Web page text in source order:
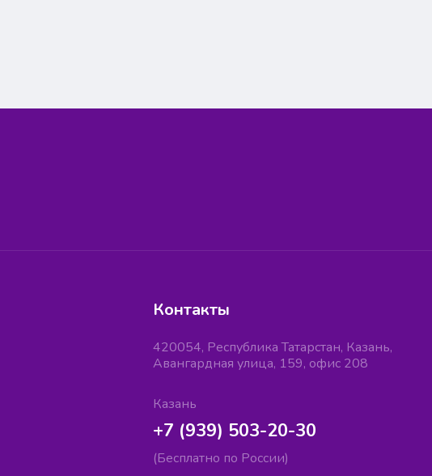
Контакты
420054, Республика Татарстан, Казань,
Авангардная улица, 159, офис 208
Казань
+7 (939) 503-20-30
(Бесплатно по России)